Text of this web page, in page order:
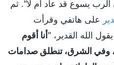
الرب يسوع قد عاد أم لا". ثم
على هاتفي وقرأت
الله القدير، "أنا أقوم
وفي الشرق، تنطلق صدامات